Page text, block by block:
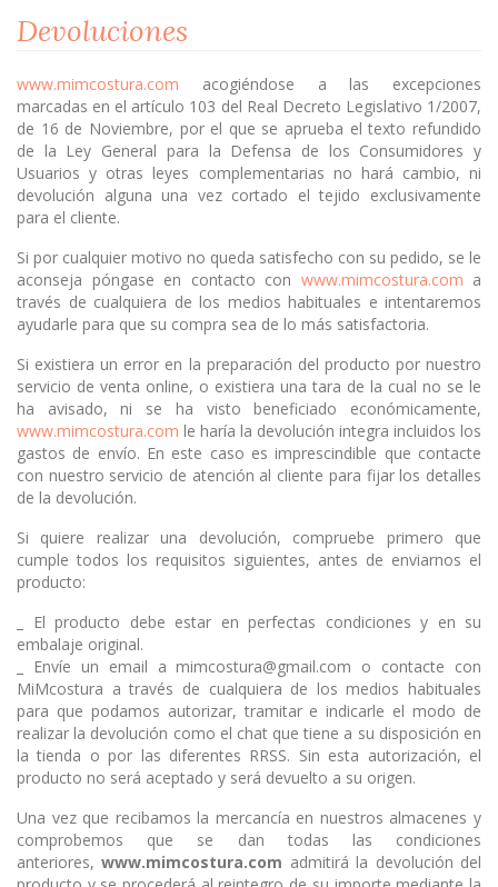
Devoluciones
www.mimcostura.com acogiéndose a las excepciones
marcadas en el artículo 103 del Real Decreto Legislativo 1/2007,
de 16 de Noviembre, por el que se aprueba el texto refundido
de la Ley General para la Defensa de los Consumidores y
Usuarios y otras leyes complementarias no hará cambio, ni
devolución alguna una vez cortado el tejido exclusivamente
para el cliente.
Si por cualquier motivo no queda satisfecho con su pedido, se le
aconseja póngase en contacto con www.mimcostura.com a
través de cualquiera de los medios habituales e intentaremos
ayudarle para que su compra sea de lo más satisfactoria.
Si existiera un error en la preparación del producto por nuestro
servicio de venta online, o existiera una tara de la cual no se le
ha avisado, ni se ha visto beneficiado económicamente,
www.mimcostura.com le haría la devolución integra incluidos los
gastos de envío. En este caso es imprescindible que contacte
con nuestro servicio de atención al cliente para fijar los detalles
de la devolución.
Si quiere realizar una devolución, compruebe primero que
cumple todos los requisitos siguientes, antes de enviarnos el
producto:
_ El producto debe estar en perfectas condiciones y en su
embalaje original.
_ Envíe un email a mimcostura@gmail.com o contacte con
MiMcostura a través de cualquiera de los medios habituales
para que podamos autorizar, tramitar e indicarle el modo de
realizar la devolución como el chat que tiene a su disposición en
la tienda o por las diferentes RRSS. Sin esta autorización, el
producto no será aceptado y será devuelto a su origen.
Una vez que recibamos la mercancía en nuestros almacenes y
comprobemos que se dan todas las condiciones
anteriores,www.mimcostura.com admitirá la devolución del